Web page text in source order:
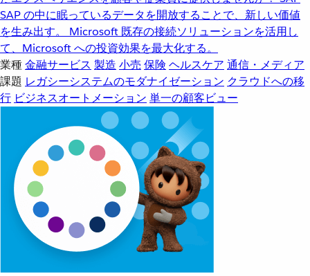
SAP の中に眠っているデータを開放することで、新しい価値
を生み出す。
Microsoft 既存の接続ソリューションを活用し
て、Microsoft への投資効果を最大化する。
業種金融サービス 製造 小売 保険 ヘルスケア 通信・メディア
課題 レガシーシステムのモダナイゼーション クラウドへの移
行 ビジネスオートメーション 単一の顧客ビュー